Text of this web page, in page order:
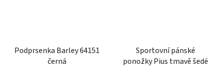
Podprsenka Barley 64151
černá
Sportovní pánské
ponožky Pius tmavě šedé